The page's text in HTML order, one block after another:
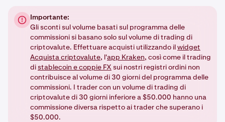
Importante:
Gli sconti sul volume basati sul programma delle
commissioni si basano solo sul volume di trading di
criptovalute. Effettuare acquisti utilizzando ilwidget
Acquista criptovalute, l'app Kraken, così come il trading
distablecoin e coppie FX sui nostri registri ordini non
contribuisce al volume di 30 giorni del programma delle
commissioni. I trader con un volume di trading di
criptovalute di 30 giorni inferiore a $50.000 hanno una
commissione diversa rispetto ai trader che superano i
$50.000.